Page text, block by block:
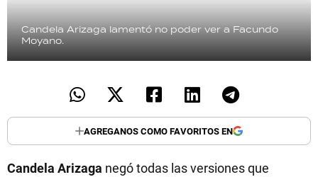
Candela Arizaga lamentó no poder ver a Facundo
Moyano.
AGREGANOS COMO FAVORITOS EN
Candela Arizaga negó todas las versiones que